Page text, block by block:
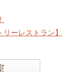
ーレストラン】